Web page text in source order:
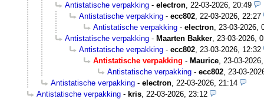
Antistatische verpakking - electron, 22-03-2026, 20:49
Antistatische verpakking - ecc802, 22-03-2026, 22:27
Antistatische verpakking - electron, 23-03-2026,
Antistatische verpakking - Maarten Bakker, 23-03-2026,
Antistatische verpakking - ecc802, 23-03-2026, 12:32
Antistatische verpakking - Maurice, 23-03-
Antistatische verpakking - ecc802, 23-03-
Antistatische verpakking - electron, 22-03-2026, 21:14
Antistatische verpakking - kris, 22-03-2026, 23:12